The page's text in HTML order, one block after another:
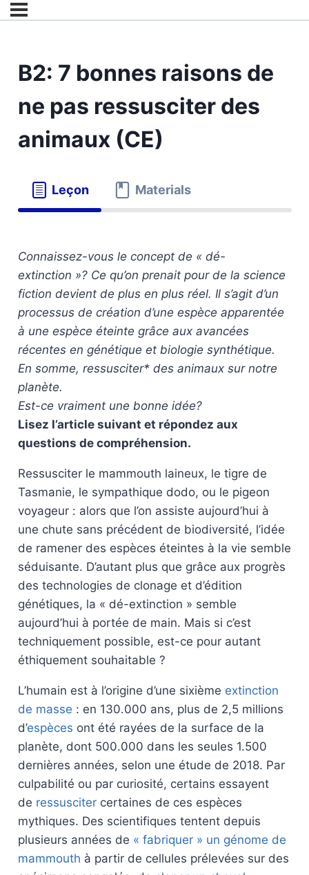
B2: 7 bonnes raisons de
ne pas ressusciter des
animaux (CE)
Leçon Materials
Connaissez-vous le concept de « dé-
extinction »? Ce qu’on prenait pour de la science
fiction devient de plus en plus réel. Il s’agit d’un
processus de création d’une espèce apparentée
à une espèce éteinte grâce aux avancées
récentes en génétique et biologie synthétique.
En somme, ressusciter* des animaux sur notre
planète.
Est-ce vraiment une bonne idée?
Lisez l’article suivant et répondez aux
questions de compréhension.
Ressusciter le mammouth laineux, le tigre de
Tasmanie, le sympathique dodo, ou le pigeon
voyageur : alors que l’on assiste aujourd’hui à
une chute sans précédent de biodiversité, l’idée
de ramener des espèces éteintes à la vie semble
séduisante. D’autant plus que grâce aux progrès
des technologies de clonage et d’édition
génétiques, la « dé-extinction » semble
aujourd’hui à portée de main. Mais si c’est
techniquement possible, est-ce pour autant
éthiquement souhaitable ?
L’humain est à l’origine d’une sixième extinction
de masse : en 130.000 ans, plus de 2,5 millions
d’espèces ont été rayées de la surface de la
planète, dont 500.000 dans les seules 1.500
dernières années, selon une étude de 2018. Par
culpabilité ou par curiosité, certains essayent
de ressuscitercertaines de ces espèces
mythiques. Des scientifiques tentent depuis
plusieurs années de « fabriquer » un génome de
mammouth à partir de cellules prélevées sur des